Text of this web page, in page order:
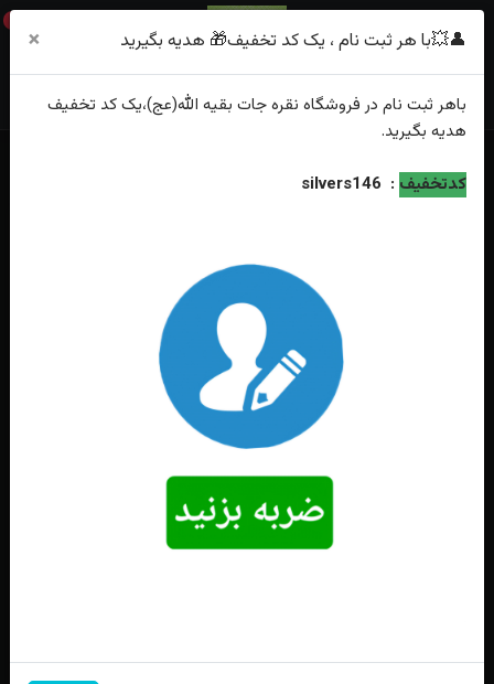
0
خانه فهرست محصولات
👤💥با هر ثبت نام ، یک کد تخفیف🎁 هدیه بگیرید ×
باهر ثبت نام در فروشگاه نقره جات بقیه الله(عج)،یک کد تخفیف
هدیه بگیرید.
کدتخفیف :
silvers146